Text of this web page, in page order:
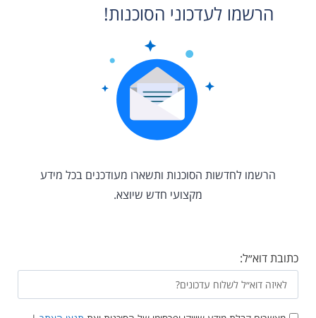
הרשמו לעדכוני הסוכנות!
הרשמו לחדשות הסוכנות ותשארו מעודכנים בכל מידע
מקצועי חדש שיוצא.
כתובת דוא״ל: